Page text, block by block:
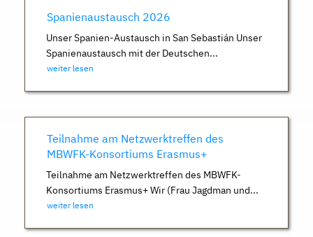
Spanienaustausch 2026
Unser Spanien-Austausch in San Sebastián Unser
Spanienaustausch mit der Deutschen...
weiter lesen
Teilnahme am Netzwerktreffen des
MBWFK-Konsortiums Erasmus+
Teilnahme am Netzwerktreffen des MBWFK-
Konsortiums Erasmus+ Wir (Frau Jagdman und...
weiter lesen